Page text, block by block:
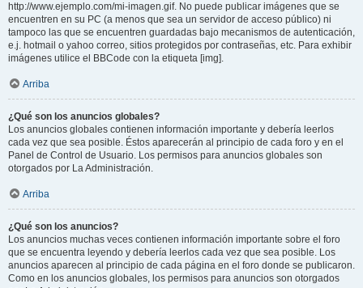
http://www.ejemplo.com/mi-imagen.gif. No puede publicar imágenes que se
encuentren en su PC (a menos que sea un servidor de acceso público) ni
tampoco las que se encuentren guardadas bajo mecanismos de autenticación,
e.j. hotmail o yahoo correo, sitios protegidos por contraseñas, etc. Para exhibir
imágenes utilice el BBCode con la etiqueta [img].
Arriba
¿Qué son los anuncios globales?
Los anuncios globales contienen información importante y debería leerlos
cada vez que sea posible. Éstos aparecerán al principio de cada foro y en el
Panel de Control de Usuario. Los permisos para anuncios globales son
otorgados por La Administración.
Arriba
¿Qué son los anuncios?
Los anuncios muchas veces contienen información importante sobre el foro
que se encuentra leyendo y debería leerlos cada vez que sea posible. Los
anuncios aparecen al principio de cada página en el foro donde se publicaron.
Como en los anuncios globales, los permisos para anuncios son otorgados